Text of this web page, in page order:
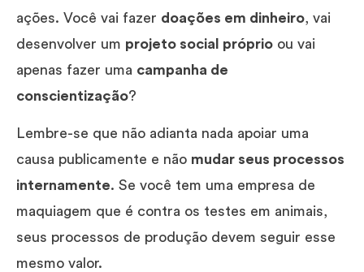
ações. Você vai fazer doações em dinheiro, vai
desenvolver um projeto social próprio ou vai
apenas fazer uma campanha de
conscientização?
Lembre-se que não adianta nada apoiar uma
causa publicamente e não mudar seus processos
internamente. Se você tem uma empresa de
maquiagem que é contra os testes em animais,
seus processos de produção devem seguir esse
mesmo valor.